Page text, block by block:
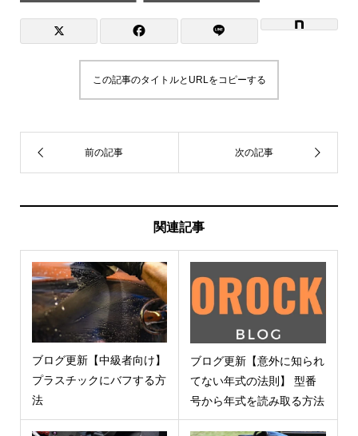
この記事のタイトルとURLをコピーする
関連記事
ブログ更新【中級者向け】
プラスチックにバフする方
法
ブログ更新【意外に知られ
てない年式の法則】 型番
号から年式を読み取る方法